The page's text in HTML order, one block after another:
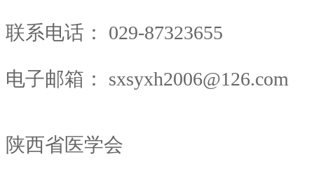
联系电话： 029-87323655
电子邮箱： sxsyxh2006@126.com
陕西省医学会